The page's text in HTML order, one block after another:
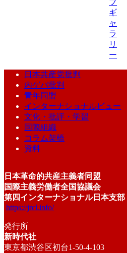
ブ
ギ
ャ
ラ
リ
ー
日本共産党批判
内ゲバ批判
青年同盟
インターナショナルビュー
文化・批評・学習
国際組織
コラム架橋
資料
日本革命的共産主義者同盟
国際主義労働者全国協議会
第四インターナショナル日本支部
https://jrcl.info/
発行所
新時代社
東京都渋谷区初台1-50-4-103